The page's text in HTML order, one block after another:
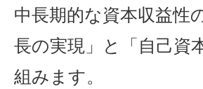
中長期的な資本収益性
長の実現」と「自己資
組みます。